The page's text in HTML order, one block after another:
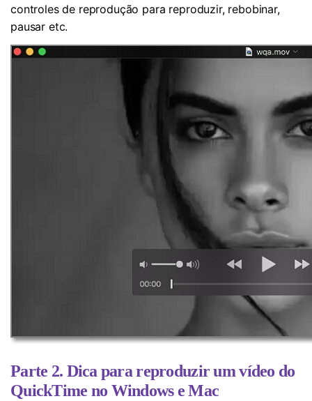
controles de reprodução para reproduzir, rebobinar,
pausar etc.
Parte 2. Dica para reproduzir um vídeo do
QuickTime no Windows e Mac